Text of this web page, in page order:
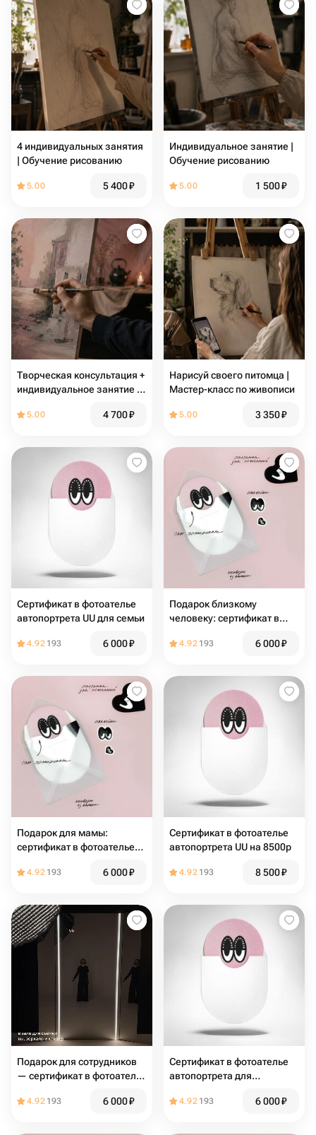
4 индивидуальных занятия
| Обучение рисованию
5.00 5 400₽
Индивидуальное занятие |
Обучение рисованию
5.00 1 500₽
Творческая консультация +
индивидуальное занятие |
5.00 4 700₽
Нарисуй своего питомца |
Мастер-класс по живописи
5.00 3 350₽
Сертификат в фотоателье
автопортрета UU для семьи
4.92 193 6 000₽
Подарок близкому
человеку: сертификат в
UU4.92 193 6 000₽
Подарок для мамы:
сертификат в фотоателье
4.92 193 6 000₽
Сертификат в фотоателье
автопортрета UU на 8500р
4.92 193 8 500₽
Подарок для сотрудников
— сертификат в фотоателье
4.92 193 6 000₽
Сертификат в фотоателье
автопортрета для
4.92 193 6 000₽